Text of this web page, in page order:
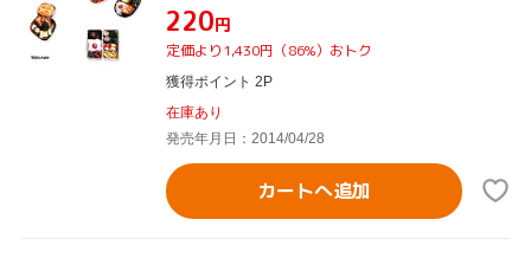
¥220円
定価より1,430円（86%）おトク
獲得ポイント 2P
在庫あり
発売年月日：2014/04/28
カートへ追加